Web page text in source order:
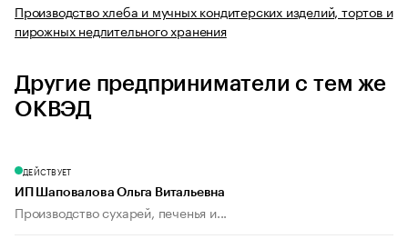
Производство хлеба и мучных кондитерских изделий, тортов и
пирожных недлительного хранения
Другие предприниматели с тем же
ОКВЭД
ДЕЙСТВУЕТ
ИП Шаповалова Ольга Витальевна
Производство сухарей, печенья и...